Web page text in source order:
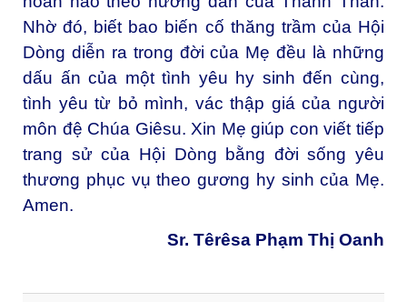
Nhờ đó, biết bao biến cố thăng trầm của Hội
Dòng diễn ra trong đời của Mẹ đều là những
dấu ấn của một tình yêu hy sinh đến cùng,
tình yêu từ bỏ mình, vác thập giá của người
môn đệ Chúa Giêsu. Xin Mẹ giúp con viết tiếp
trang sử của Hội Dòng bằng đời sống yêu
thương phục vụ theo gương hy sinh của Mẹ.
Amen.
Sr. Têrêsa Phạm Thị Oanh